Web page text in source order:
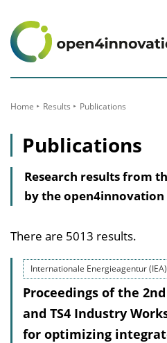
Content
Home Results Publications
Publications
Research results from
by the
There are 5013 results.
Internationale Energieagentur (IEA)
Proceedings of the 2nd
and TS4 Industry
for optimizing